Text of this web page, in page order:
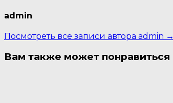
admin
Посмотреть все записи автора admin →
Вам также может понравиться